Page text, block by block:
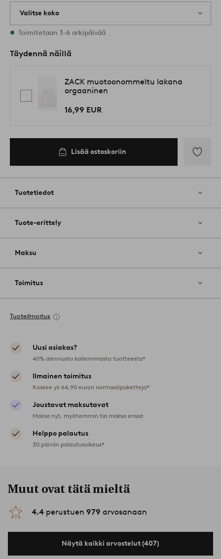
Valitse koko
Varastossa on kaikkia kokoja
Toimitetaan 3-6 arkipäivää
Täydennä näillä
ZACK muotoonommeltu lakana
orgaaninen
16,99 EUR
Lisää ostoskoriin
Tuotetiedot
Tuote-erittely
Maksu
Toimitus
Tuoteilmoitus
Uusi asiakas?
40% alennusta kalleimmasta tuotteesta*
Ilmainen toimitus
Koskee yli 64,90 euron normaalipaketteja*
Joustavat maksutavat
Maksa nyt, myöhemmin tai maksa erissä
Helppo palautus
30 päivän palautusoikeus*
Muut ovat tätä mieltä
4.4 perustuen 979 arvosanaan
Näytä kaikki arvostelut (407)